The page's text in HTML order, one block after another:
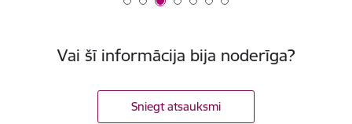
Vai šī informācija bija noderīga?
Sniegt atsauksmi